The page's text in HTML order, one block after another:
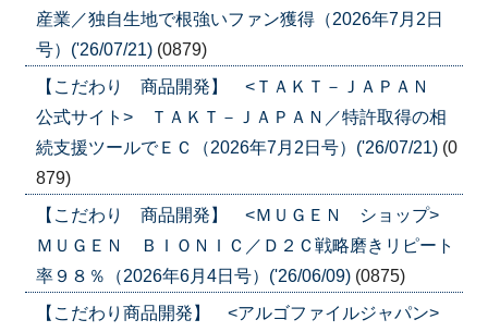
産業／独自生地で根強いファン獲得（2026年7月2日
号）('26/07/21) (0879)
【こだわり 商品開発】 <ＴＡＫＴ－ＪＡＰＡＮ
公式サイト> ＴＡＫＴ－ＪＡＰＡＮ／特許取得の相
続支援ツールでＥＣ（2026年7月2日号）('26/07/21) (0
879)
【こだわり 商品開発】 <ＭＵＧＥＮ ショップ>
ＭＵＧＥＮ ＢＩＯＮＩＣ／Ｄ２Ｃ戦略磨きリピート
率９８％（2026年6月4日号）('26/06/09) (0875)
【こだわり商品開発】 <アルゴファイルジャパン>